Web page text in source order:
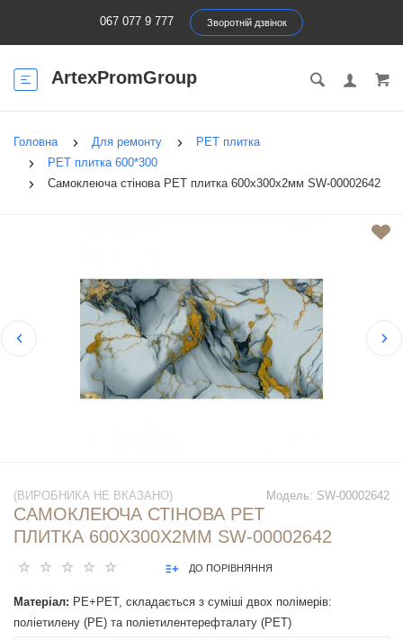
067 077 9 777 Зворотній дзвінок
ArtexPromGroup
Головна Для ремонту
PET плитка
PET плитка 600*300
Самоклеюча стінова PET плитка 600х300х2мм SW-00002642
Модель: SW-00002642
(ВИРОБНИКА НЕ ВКАЗАНО)
САМОКЛЕЮЧА СТІНОВА PET
ПЛИТКА 600Х300Х2ММ SW-00002642
ДО ПОРІВНЯННЯ
Матеріал: PE+PET, складається з суміші двох полімерів:
поліетилену (PE) та поліетилентерефталату (PET)